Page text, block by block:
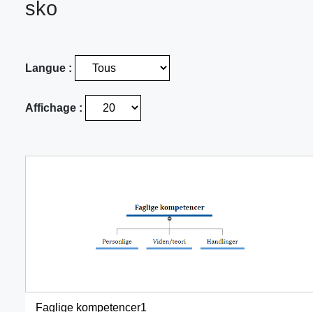
sko
Langue :
Affichage :
Faglige kompetencer1